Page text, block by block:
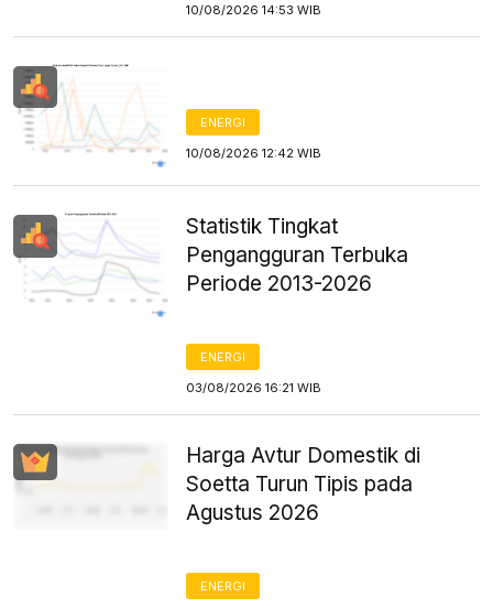
10/08/2026 14:53 WIB
ENERGI
10/08/2026 12:42 WIB
Statistik Tingkat
Pengangguran Terbuka
Periode 2013-2026
ENERGI
03/08/2026 16:21 WIB
Harga Avtur Domestik di
Soetta Turun Tipis pada
Agustus 2026
ENERGI